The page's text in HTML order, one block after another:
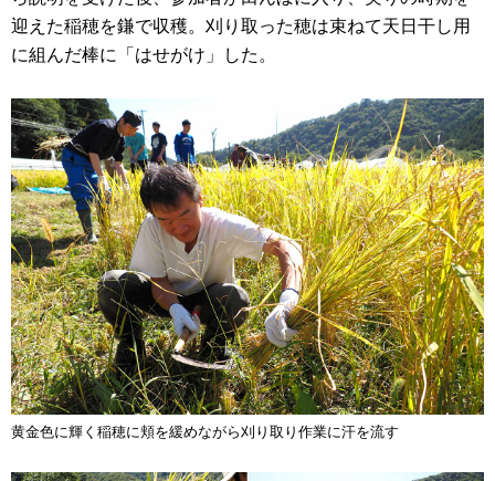
迎えた稲穂を鎌で収穫。刈り取った穂は束ねて天日干し用
に組んだ棒に「はせがけ」した。
黄金色に輝く稲穂に頬を緩めながら刈り取り作業に汗を流す